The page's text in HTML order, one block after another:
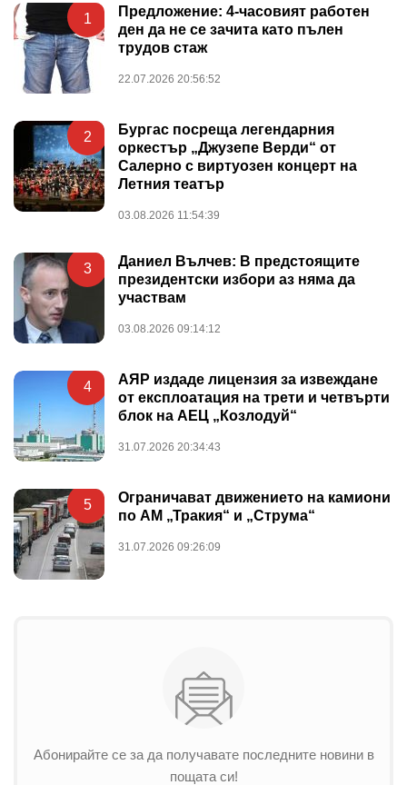
1
Предложение: 4-часовият работен
ден да не се зачита като пълен
трудов стаж
22.07.2026 20:56:52
2
Бургас посреща легендарния
оркестър „Джузепе Верди“ от
Салерно с виртуозен концерт на
Летния театър
03.08.2026 11:54:39
3
Даниел Вълчев: В предстоящите
президентски избори аз няма да
участвам
03.08.2026 09:14:12
4
АЯР издаде лицензия за извеждане
от експлоатация на трети и четвърти
блок на АЕЦ „Козлодуй“
31.07.2026 20:34:43
5
Ограничават движението на камиони
по АМ „Тракия“ и „Струма“
31.07.2026 09:26:09
Абонирайте се за да получавате последните новини в
пощата си!